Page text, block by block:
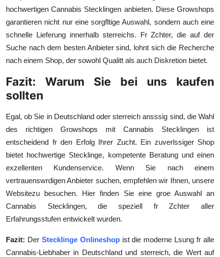
hochwertigen Cannabis Stecklingen anbieten. Diese Growshops
garantieren nicht nur eine sorgfltige Auswahl, sondern auch eine
schnelle Lieferung innerhalb sterreichs. Fr Zchter, die auf der
Suche nach dem besten Anbieter sind, lohnt sich die Recherche
nach einem Shop, der sowohl Qualitt als auch Diskretion bietet.
Fazit: Warum Sie bei uns kaufen
sollten
Egal, ob Sie in Deutschland oder sterreich ansssig sind, die Wahl
des richtigen Growshops mit Cannabis Stecklingen ist
entscheidend fr den Erfolg Ihrer Zucht. Ein zuverlssiger Shop
bietet hochwertige Stecklinge, kompetente Beratung und einen
exzellenten Kundenservice. Wenn Sie nach einem
vertrauenswrdigen Anbieter suchen, empfehlen wir Ihnen, unsere
Websitezu besuchen. Hier finden Sie eine groe Auswahl an
Cannabis Stecklingen, die speziell fr Zchter aller
Erfahrungsstufen entwickelt wurden.
Fazit: Der Stecklinge Onlineshopist die moderne Lsung fr alle
Cannabis-Liebhaber in Deutschland und sterreich, die Wert auf